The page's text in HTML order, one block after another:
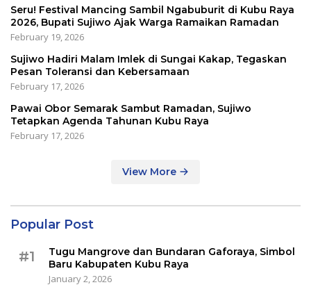
Seru! Festival Mancing Sambil Ngabuburit di Kubu Raya
2026, Bupati Sujiwo Ajak Warga Ramaikan Ramadan
February 19, 2026
Sujiwo Hadiri Malam Imlek di Sungai Kakap, Tegaskan
Pesan Toleransi dan Kebersamaan
February 17, 2026
Pawai Obor Semarak Sambut Ramadan, Sujiwo
Tetapkan Agenda Tahunan Kubu Raya
February 17, 2026
View More
Popular Post
#1
Tugu Mangrove dan Bundaran Gaforaya, Simbol
Baru Kabupaten Kubu Raya
January 2, 2026